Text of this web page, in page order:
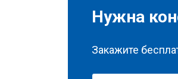
Нужна
Закажите